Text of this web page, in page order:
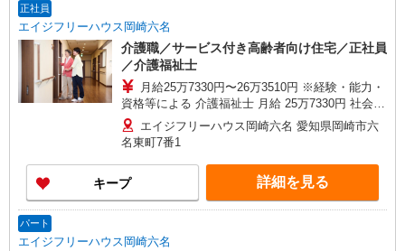
正社員
エイジフリーハウス岡崎六名
介護職／サービス付き高齢者向け住宅／正社員
／介護福祉士
月給25万7330円〜26万3510円 ※経験・能力・
資格等による 介護福祉士 月給 25万7330円 社会福
祉士 月給 26万3510円 ※一律処遇改善加算含む ※
夜勤手当6000円/4回を含む 〇資格手当 〇職種手当
〇業務手当 〇時間外勤務手当 〇夜勤手当 〇深夜
勤務手当 〇休日勤務手当 〇年末年始勤務手当
エイジフリーハウス岡崎六名 愛知県岡崎市六
名東町7番1
キープ 詳細を見る
パート
エイジフリーハウス岡崎六名